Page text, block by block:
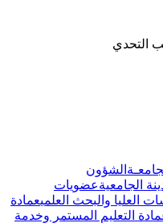
التحدي
الشؤون
الجامعيةعضويات
العليا والبحث العلميعمادة
التعليم المستمر وخدمة